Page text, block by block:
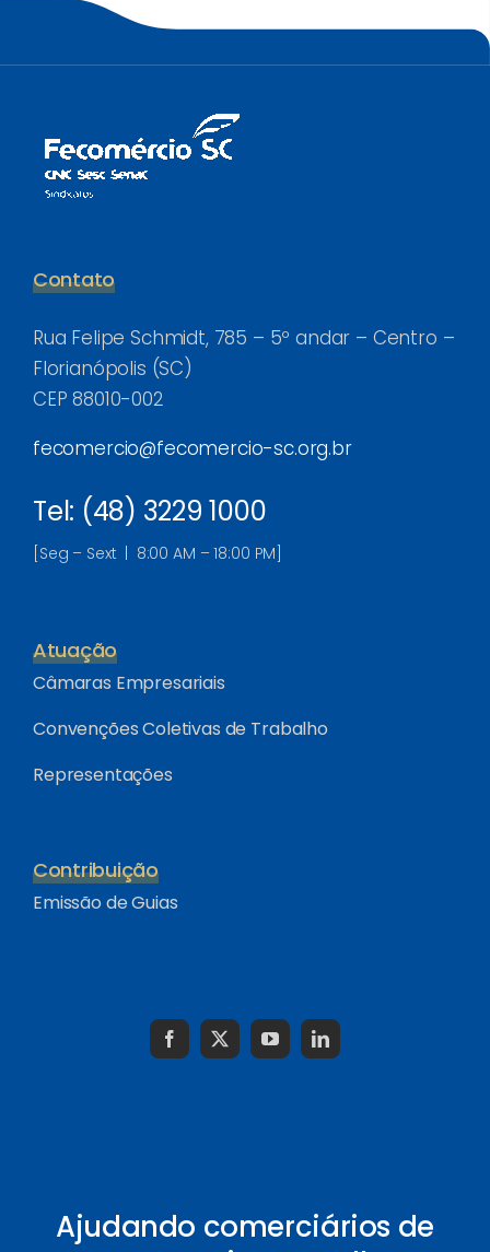
Contato
Rua Felipe Schmidt, 785 – 5º andar – Centro –
Florianópolis (SC)
CEP 88010-002
fecomercio@fecomercio-sc.org.br
Tel: (48) 3229 1000
[Seg – Sext | 8:00 AM – 18:00 PM]
Atuação
Câmaras Empresariais
Convenções Coletivas de Trabalho
Representações
Contribuição
Emissão de Guias
Ajudando comerciários de